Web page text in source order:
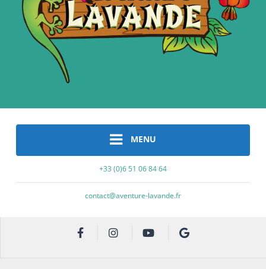
MENU
+33 (0)6 51 06 84 64
contact@aventure-lavande.fr